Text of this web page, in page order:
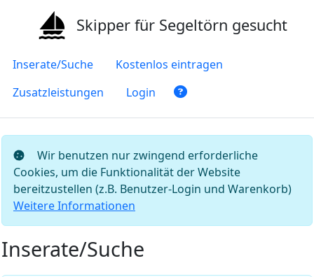
Skipper für Segeltörn gesucht
Inserate/Suche
Kostenlos eintragen
Zusatzleistungen
Login
Wir benutzen nur zwingend erforderliche
Cookies, um die Funktionalität der Website
bereitzustellen (z.B. Benutzer-Login und Warenkorb)
Weitere Informationen
Inserate/Suche